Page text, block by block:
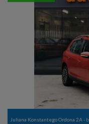
Juliana Konstantego Ordona 2A -